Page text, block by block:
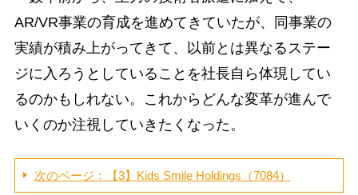
AR/VR事業の育成を進めてきていたが、同事業の
実績が積み上がってきて、以前とは異なるステー
ジに入ろうとしていることを社長自ら体現してい
るのかもしれない。これからどんな変革が進んで
いくのか注視していきたくなった。
次のページ：【3】Kids Smile Holdings（7084）